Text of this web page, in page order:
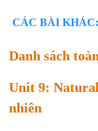
CÁC BÀI KHÁC:
Danh sách
Unit 9:
nhiên